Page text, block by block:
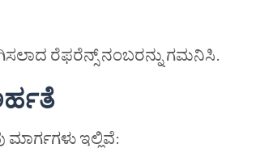
ರೆಫರೆನ್ಸ್ ನಂಬರನ್ನು ಗಮನಿಸಿ.
ಇಲ್ಲಿವೆ: